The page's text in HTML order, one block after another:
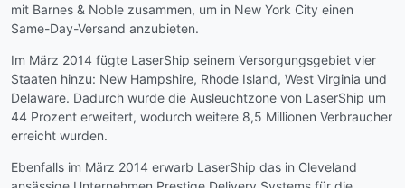
mit Barnes & Noble zusammen, um in New York City einen
Same-Day-Versand anzubieten.
Im März 2014 fügte LaserShip seinem Versorgungsgebiet vier
Staaten hinzu: New Hampshire, Rhode Island, West Virginia und
Delaware. Dadurch wurde die Ausleuchtzone von LaserShip um
44 Prozent erweitert, wodurch weitere 8,5 Millionen Verbraucher
erreicht wurden.
Ebenfalls im März 2014 erwarb LaserShip das in Cleveland